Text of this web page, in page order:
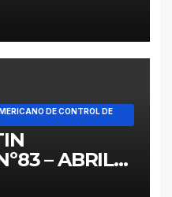
DE CONTROL DE
– ABRIL